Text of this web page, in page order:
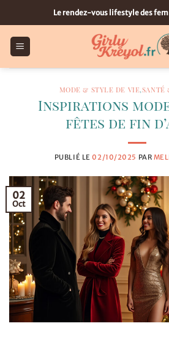
au
contenu
Le rendez-vous lifestyle des
MODE & STYLE DE VIE,SANTÉ
Inspirations
fêtes de fin
PUBLIÉ LE02/10/2025 PAR
02
Oct